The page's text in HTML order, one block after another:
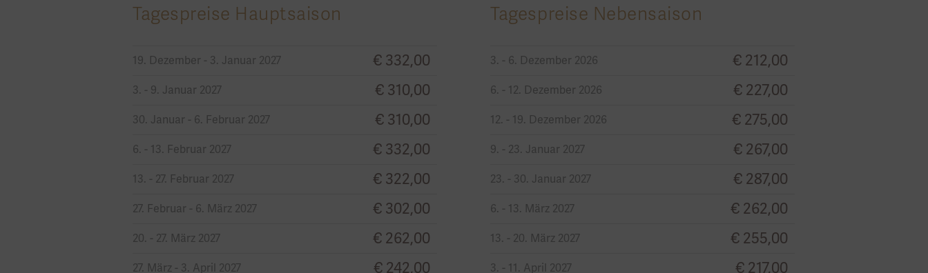
Tagespreise Hauptsaison
19. Dezember - 3. Januar 2027 € 332,00
3. - 9. Januar 2027 € 310,00
30. Januar - 6. Februar 2027 € 310,00
6. - 13. Februar 2027 € 332,00
13. - 27. Februar 2027 € 322,00
27. Februar - 6. März 2027 € 302,00
20. - 27. März 2027 € 262,00
27. März - 3. April 2027 € 242,00
Tagespreise Nebensaison
3. - 6. Dezember 2026 € 212,00
6. - 12. Dezember 2026 € 227,00
12. - 19. Dezember 2026 € 275,00
9. - 23. Januar 2027 € 267,00
23. - 30. Januar 2027 € 287,00
6. - 13. März 2027 € 262,00
13. - 20. März 2027 € 255,00
3. - 11. April 2027 € 217,00